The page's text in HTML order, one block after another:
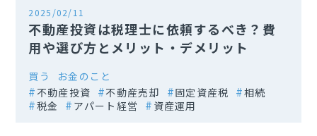
2025/02/11
不動産投資は税理士に依頼するべき？費
用や選び方とメリット・デメリット
買う
お金のこと
不動産投資
不動産売却 固定資産税
相続
税金
アパート経営 資産運用